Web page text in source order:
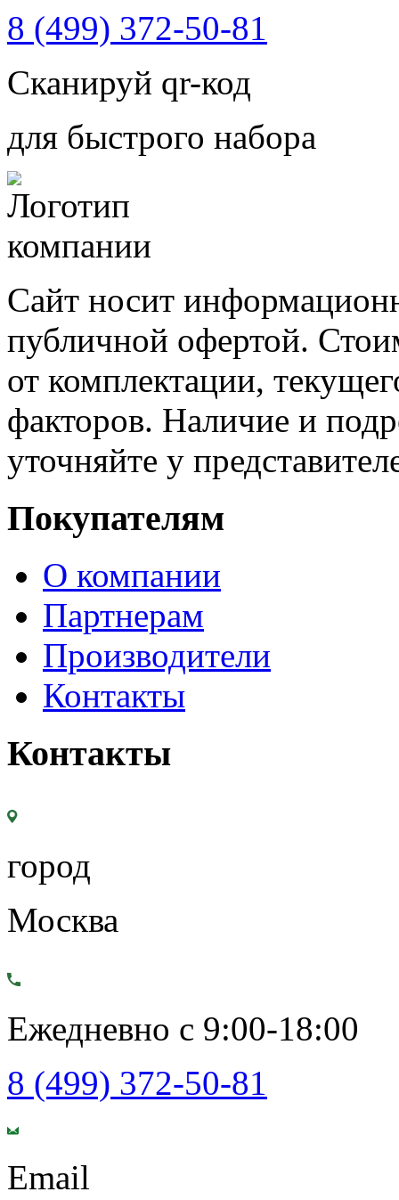
8 (499) 372-50-81
Сканируй qr-код
для быстрого набора
Сайт носит
публичной офертой.
от комплектации,
факторов. Наличие и
уточняйте у
Покупателям
О компании
Партнерам
Производители
Контакты
Контакты
город
Москва
Ежедневно с 9:00-18:00
8 (499) 372-50-81
Email